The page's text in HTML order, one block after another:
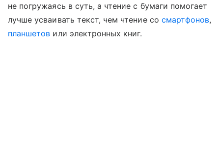
не погружаясь в суть, а чтение с бумаги помогает
лучше усваивать текст, чем чтение со смартфонов,
планшетов или электронных книг.